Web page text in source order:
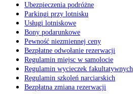
Ubezpieczenia podróżne
Parkingi przy lotnisku
Usługi lotniskowe
Bony podarunkowe
Pewność niezmiennej ceny
Bezpłatne odwołanie rezerwacji
Regulamin miejsc w samolocie
Regulamin wycieczek fakultatywnych
Regulamin szkoleń narciarskich
Bezpłatna zmiana rezerwacji